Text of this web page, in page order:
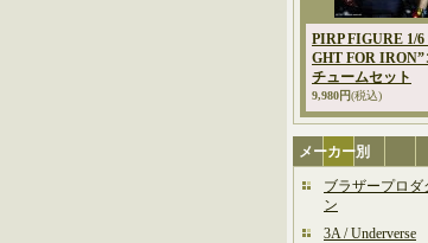
PIRP FIGURE 1/6
GHT FOR IRON”
チュームセット
9,980円(税込)
メーカー別
ブラザープロダ
ン
3A / Underverse